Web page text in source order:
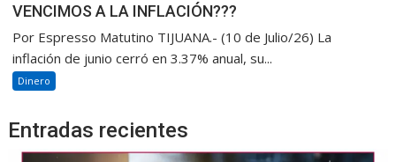
VENCIMOS A LA INFLACIÓN???
Por Espresso Matutino TIJUANA.- (10 de Julio/26) La
inflación de junio cerró en 3.37% anual, su...
Dinero
Entradas recientes